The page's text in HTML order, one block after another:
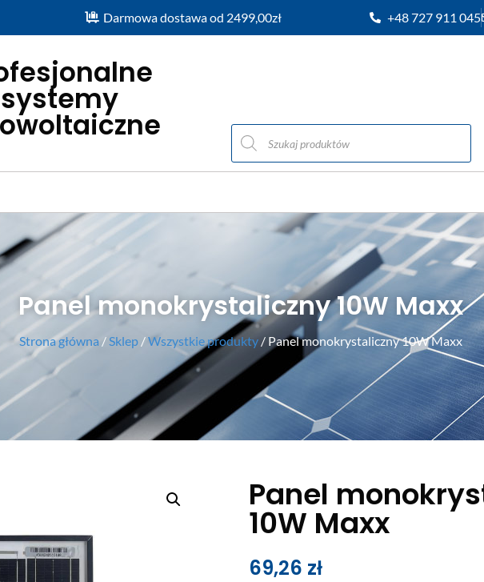
Darmowa dostawa od 2499,00zł +48 727 911 045
systemy
Panel monokrystaliczny 10W Maxx
Strona główna /Sklep /Wszystkie produkty / Panel monokrystaliczny 10W Maxx
Panel
10W Maxx
69,26 zł